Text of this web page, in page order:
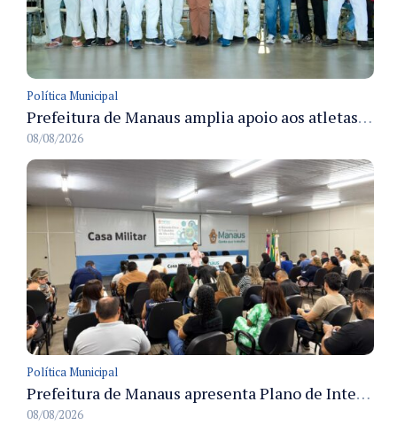
Política Municipal
Prefeitura de Manaus amplia apoio aos atletas de 100 para 150 beneficiados a partir do próximo ano
08/08/2026
Política Municipal
Prefeitura de Manaus apresenta Plano de Integridade da CGM e qualifica servidores para governança e conformidade no biênio 2027-2028
08/08/2026